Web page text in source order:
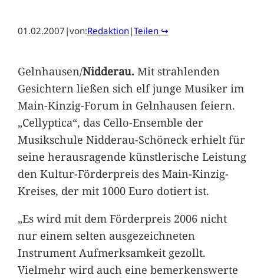
01.02.2007 |von:Redaktion|Teilen ↪
Gelnhausen/Nidderau.Mit strahlenden
Gesichtern ließen sich elf junge Musiker im
Main-Kinzig-Forum in Gelnhausen feiern.
„Cellyptica“, das Cello-Ensemble der
Musikschule Nidderau-Schöneck erhielt für
seine herausragende künstlerische Leistung
den Kultur-Förderpreis des Main-Kinzig-
Kreises, der mit 1000 Euro dotiert ist.
„Es wird mit dem Förderpreis 2006 nicht
nur einem selten ausgezeichneten
Instrument Aufmerksamkeit gezollt.
Vielmehr wird auch eine bemerkenswerte